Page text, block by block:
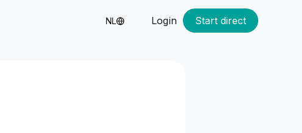
NL Login Start direct